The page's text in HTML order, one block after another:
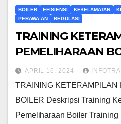
BOILER EFISIENSI KESELAMATAN
PERAWATAN
REGULASI
TRAINING
PEMELIHARAAN
APRIL 16, 2024
TRAINING KETERAMPILAN
BOILER Deskripsi Training
Pemeliharaan Boiler Training